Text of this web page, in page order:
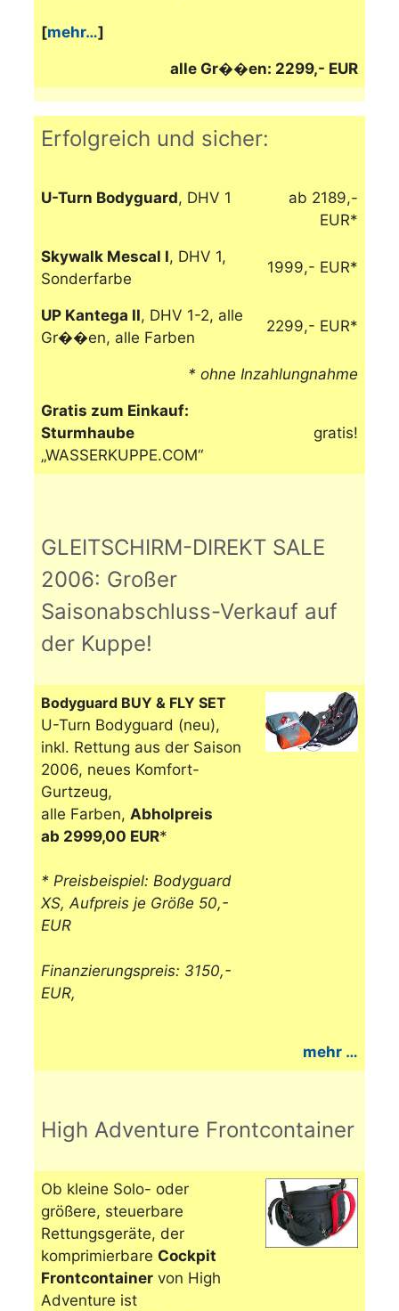
[mehr…]
alle Gr��en: 2299,- EUR
Erfolgreich und sicher:
U-Turn Bodyguard, DHV 1
ab 2189,-
EUR*
Skywalk Mescal I, DHV 1,
Sonderfarbe
1999,- EUR*
UP Kantega II, DHV 1-2, alle
Gr��en, alle Farben
2299,- EUR*
* ohne Inzahlungnahme
Gratis zum Einkauf:
Sturmhaube
„WASSERKUPPE.COM“
gratis!
GLEITSCHIRM-DIREKT SALE
2006: Großer
Saisonabschluss-Verkauf auf
der Kuppe!
Bodyguard BUY & FLY SET
U-Turn Bodyguard (neu),
inkl. Rettung aus der Saison
2006, neues Komfort-
Gurtzeug,
alle Farben, Abholpreis
ab 2999,00 EUR*
* Preisbeispiel: Bodyguard
XS, Aufpreis je Größe 50,-
EUR
Finanzierungspreis: 3150,-
EUR,
mehr …
High Adventure Frontcontainer
Ob kleine Solo- oder
größere, steuerbare
Rettungsgeräte, der
komprimierbare Cockpit
Frontcontainer von High
Adventure ist